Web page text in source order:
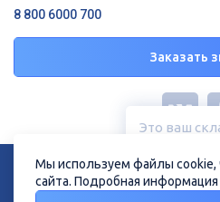
Это ваш
Нет
8 800 6000 700
Заказать
Политика
Политика в
Мы используем файлы cookie,
сайта. Подробная информация